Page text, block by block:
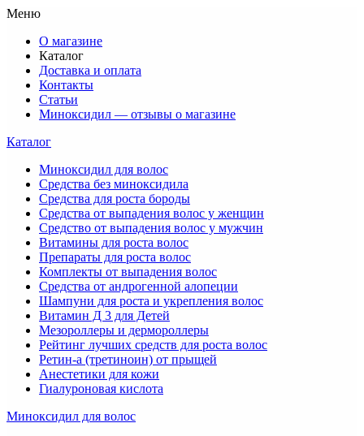
Меню
О магазине
Каталог
Доставка и оплата
Контакты
Статьи
Миноксидил — отзывы о магазине
Каталог
Миноксидил для волос
Средства без миноксидила
Средства для роста бороды
Средства от выпадения волос у женщин
Средство от выпадения волос у мужчин
Витамины для роста волос
Препараты для роста волос
Комплекты от выпадения волос
Средства от андрогенной алопеции
Шампуни для роста и укрепления волос
Витамин Д 3 для Детей
Мезороллеры и дермороллеры
Рейтинг лучших средств для роста волос
Ретин-а (третиноин) от прыщей
Анестетики для кожи
Гиалуроновая кислота
Миноксидил для волос